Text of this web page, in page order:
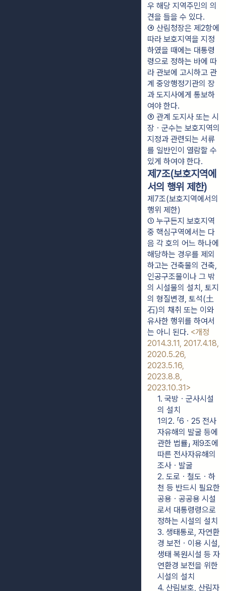
우 해당 지역주민의 의
견을 들을 수 있다.
④ 산림청장은 제2항에
따라 보호지역을 지정
하였을 때에는 대통령
령으로 정하는 바에 따
라 관보에 고시하고 관
계 중앙행정기관의 장
과 도지사에게 통보하
여야 한다.
⑤ 관계 도지사 또는 시
장ㆍ군수는 보호지역의
지정과 관련되는 서류
를 일반인이 열람할 수
있게 하여야 한다.
제7조(보호지역에
서의 행위 제한)
제7조(보호지역에서의
행위 제한)
① 누구든지 보호지역
중 핵심구역에서는 다
음 각 호의 어느 하나에
해당하는 경우를 제외
하고는 건축물의 건축,
인공구조물이나 그 밖
의 시설물의 설치, 토지
의 형질변경, 토석(土
石)의 채취 또는 이와
유사한 행위를 하여서
는 아니 된다. <개정
2014.3.11, 2017.4.18,
2020.5.26,
2023.5.16,
2023.8.8,
2023.10.31>
1. 국방ㆍ군사시설
의 설치
1의2. 「6ㆍ25 전사
자유해의 발굴 등에
관한 법률」 제9조에
따른 전사자유해의
조사ㆍ발굴
2. 도로ㆍ철도ㆍ하
천 등 반드시 필요한
공용ㆍ공공용 시설
로서 대통령령으로
정하는 시설의 설치
3. 생태통로, 자연환
경 보전ㆍ이용 시설,
생태 복원시설 등 자
연환경 보전을 위한
시설의 설치
4. 산림보호, 산림자